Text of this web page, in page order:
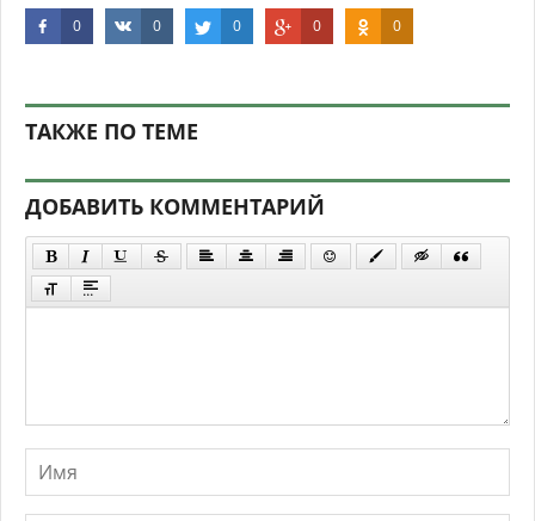
0 0 0 0 0
ТАКЖЕ ПО ТЕМЕ
ДОБАВИТЬ КОММЕНТАРИЙ